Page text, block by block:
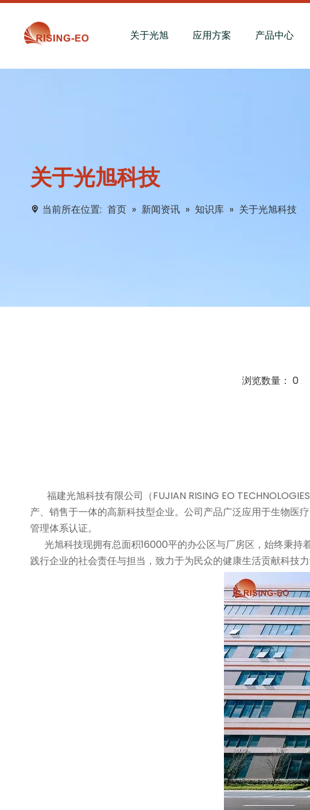
关于光旭 应用方案 产品中心
关于光旭科技
当前所在位置: 首页 » 新闻资讯 » 知识库 » 关于光旭科技
浏览数量： 0
福建光旭科技有限公司（FUJIAN RISING EO
产、销售于一体的高新科技型企业。公司产品广泛应用于生物医
管理体系认证。
光旭科技现拥有总面积16000平的办公区与厂房区，始终秉持
践行企业的社会责任与担当，致力于为民众的健康生活贡献科技力